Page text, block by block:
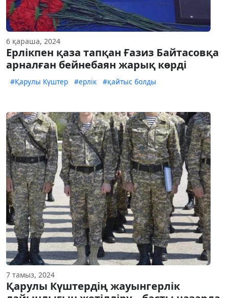
6 қараша, 2024
Ерлікпен қаза тапқан Ғазиз Байтасовқа
арналған бейнебаян жарық көрді
#Қарулы Күштер #ерлік #қайтыс болды
7 тамыз, 2024
Қарулы Күштердің жауынгерлік